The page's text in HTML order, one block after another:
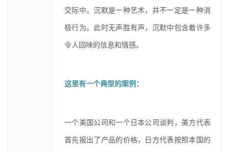
交际中。沉默是一种艺术，并不一定是一种消
极行为。此时无声胜有声，沉默中包含着许多
令人回味的信息和情感。
这里有一个典型的案例：
一个美国公司和一个日本公司谈判，美方代表
首先报出了产品的价格，日方代表按照本国的